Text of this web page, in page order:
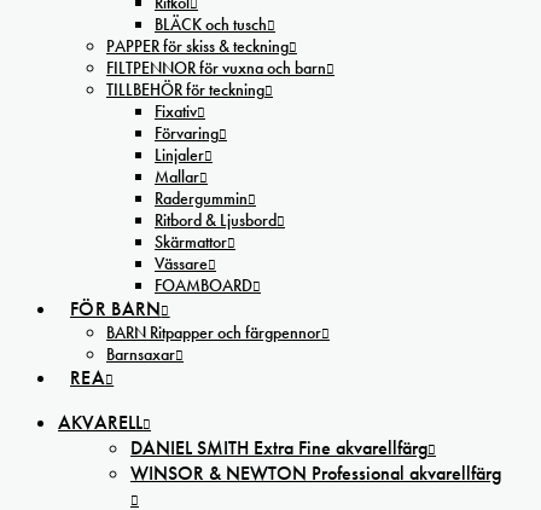
BLÄCK och tusch
PAPPER för skiss & teckning
FILTPENNOR för vuxna och barn
TILLBEHÖR för teckning
Fixativ
Förvaring
Linjaler
Mallar
Radergummin
Ritbord & Ljusbord
Skärmattor
Vässare
FOAMBOARD
FÖR BARN
BARN Ritpapper och färgpennor
Barnsaxar
REA
AKVARELL
DANIEL SMITH Extra Fine akvarellfärg
WINSOR & NEWTON Professional akvarellfärg